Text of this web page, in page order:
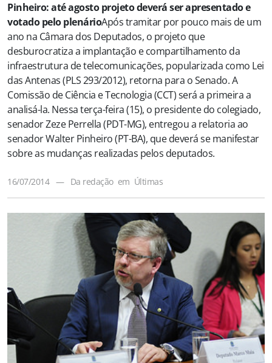
Pinheiro: até agosto projeto deverá ser apresentado e
votado pelo plenárioApós tramitar por pouco mais de um
ano na Câmara dos Deputados, o projeto que
desburocratiza a implantação e compartilhamento da
infraestrutura de telecomunicações, popularizada como Lei
das Antenas (PLS 293/2012), retorna para o Senado. A
Comissão de Ciência e Tecnologia (CCT) será a primeira a
analisá-la. Nessa terça-feira (15), o presidente do colegiado,
senador Zeze Perrella (PDT-MG), entregou a relatoria ao
senador Walter Pinheiro (PT-BA), que deverá se manifestar
sobre as mudanças realizadas pelos deputados.
16/07/2014 — Da redação em Últimas